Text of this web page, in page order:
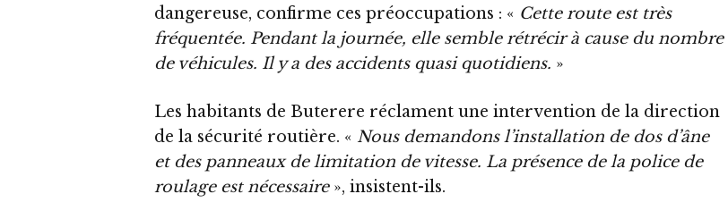
dangereuse, confirme ces préoccupations : « Cette route est très
fréquentée. Pendant la journée, elle semble rétrécir à cause du nombre
de véhicules. Il y a des accidents quasi quotidiens. »
Les habitants de Buterere réclament une intervention de la direction
de la sécurité routière. « Nous demandons l’installation de dos d’âne
et des panneaux de limitation de vitesse. La présence de la police de
roulage est nécessaire », insistent-ils.